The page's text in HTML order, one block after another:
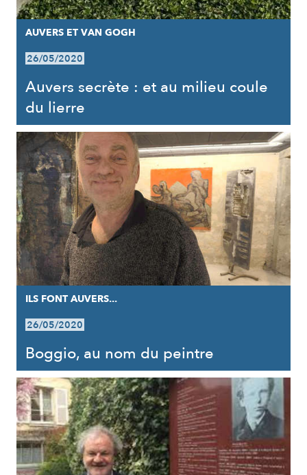
AUVERS ET VAN GOGH
26/05/2020
Auvers secrète : et au milieu coule
du lierre
ILS FONT AUVERS...
26/05/2020
Boggio, au nom du peintre